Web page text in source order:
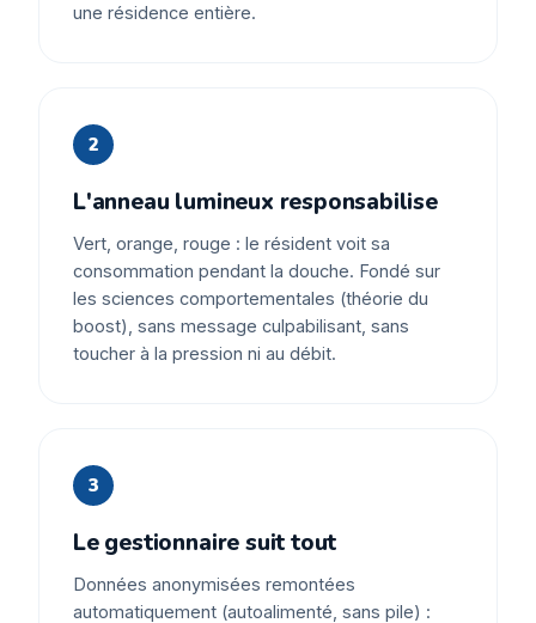
une résidence entière.
2
L'anneau lumineux responsabilise
Vert, orange, rouge : le résident voit sa
consommation pendant la douche. Fondé sur
les sciences comportementales (théorie du
boost), sans message culpabilisant, sans
toucher à la pression ni au débit.
3
Le gestionnaire suit tout
Données anonymisées remontées
automatiquement (autoalimenté, sans pile) :